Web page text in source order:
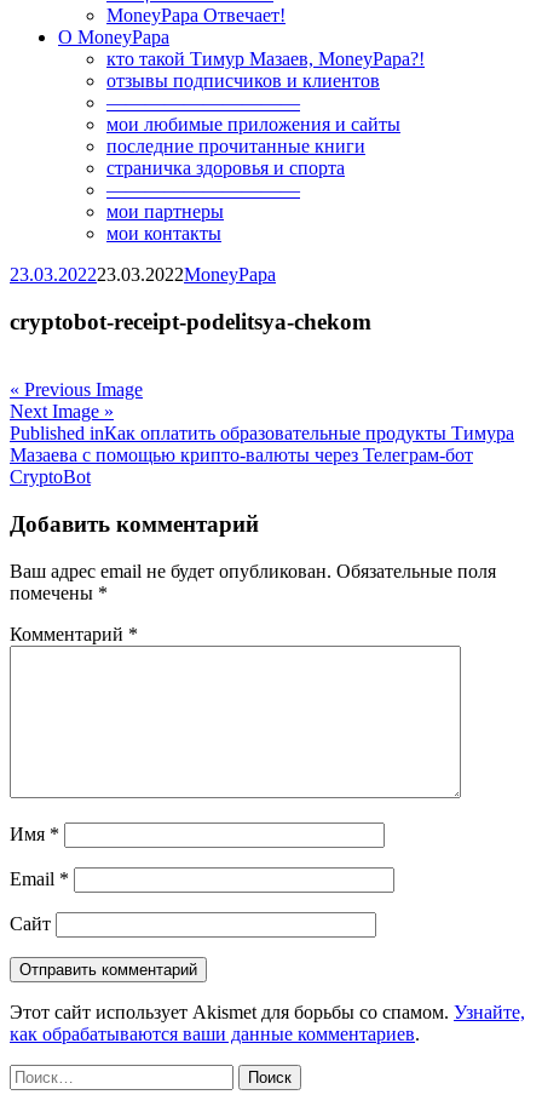
MoneyPapa Отвечает!
О MoneyPapa
кто такой Тимур Мазаев, MoneyPapa?!
отзывы подписчиков и клиентов
——————————
мои любимые приложения и сайты
последние прочитанные книги
страничка здоровья и спорта
——————————
мои партнеры
мои контакты
23.03.202223.03.2022MoneyPapa
cryptobot-receipt-podelitsya-chekom
« Previous Image
Next Image »
Навигация
по
Published inКак оплатить образовательные продукты Тимура
Мазаева с помощью крипто-валюты через Телеграм-бот
CryptoBot
Добавить комментарий
Ваш адрес email не будет опубликован. Обязательные поля
помечены *
Комментарий *
Имя *
Email *
Сайт
Этот сайт использует Akismet для борьбы со спамом. Узнайте,
как обрабатываются ваши данные комментариев.
Найти: